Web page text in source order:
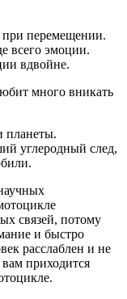
перемещении.
всего эмоции.
вдвойне.
много вникать
планеты.
углеродный след,
связей, потому
и быстро
расслаблен и не
приходится